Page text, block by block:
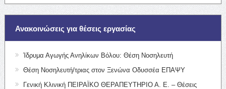
Ανακοινώσεις για θέσεις εργασίας
Ίδρυμα Αγωγής Ανηλίκων Βόλου: Θέση Νοσηλευτή
Θέση Νοσηλευτή/τριας στον Ξενώνα Οδυσσέα ΕΠΑΨΥ
Γενική Κλινική ΠΕΙΡΑΪΚΟ ΘΕΡΑΠΕΥΤΗΡΙΟ Α. Ε. – Θέσεις